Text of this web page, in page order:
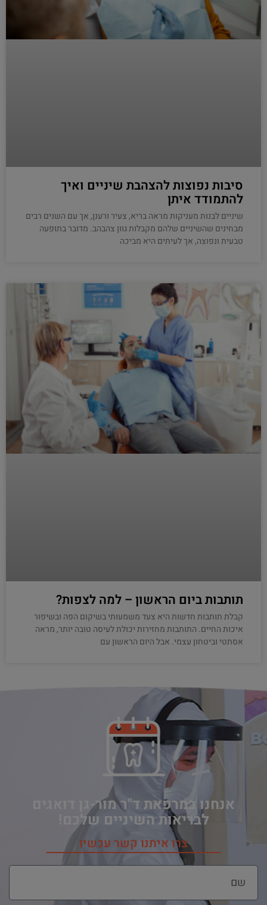
סיבות נפוצות להצהבת שיניים ואיך
להתמודד איתן
שיניים לבנות מעניקות מראה בריא, צעיר ורענן, אך עם השנים רבים
מבחינים שהשיניים שלהם מקבלות גוון צהבהב. מדובר בתופעה
טבעית ונפוצה, אך לעיתים היא מביכה
תותבות ביום הראשון – למה לצפות?
קבלת תותבות חדשות היא צעד משמעותי בשיקום הפה ובשיפור
איכות החיים. התותבות מחזירות יכולת לעיסה טובה יותר, מראה
אסתטי וביטחון עצמי. אבל היום הראשון עם
אנחנו במרפאת ד"ר מור-גן דואגים
לבריאות השיניים שלכם!
צרו איתנו קשר עכשיו